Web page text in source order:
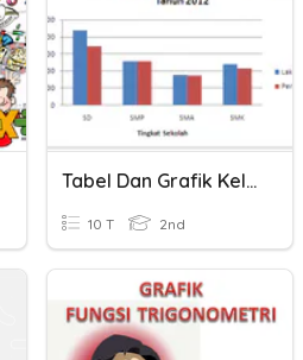
Tabel Dan Grafik Kelas 2
10 T 2nd